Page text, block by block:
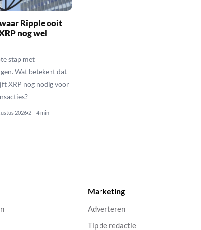
Ripple ooit
nog wel
stap met
Wat betekent dat
XRP nog nodig voor
2026 2 – 4 min
Marketing
Adverteren
Tip de redactie